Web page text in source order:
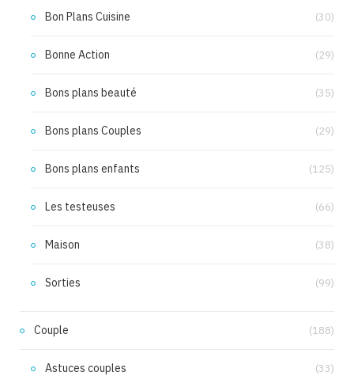
Bon Plans Cuisine (30)
Bonne Action (29)
Bons plans beauté (35)
Bons plans Couples (29)
Bons plans enfants (125)
Les testeuses (66)
Maison (38)
Sorties (99)
Couple (188)
Astuces couples (33)